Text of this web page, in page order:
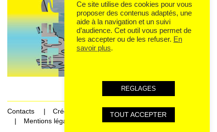
Contacts
Crédits
Mentions légales et données personnelles
Ce site utilise des cookies pour vous
proposer des contenus adaptés, une
aide à la navigation et un suivi
d’audience. Cet outil vous permet de
les accepter ou de les refuser. En
savoir plus.
REGLAGES
TOUT ACCEPTER